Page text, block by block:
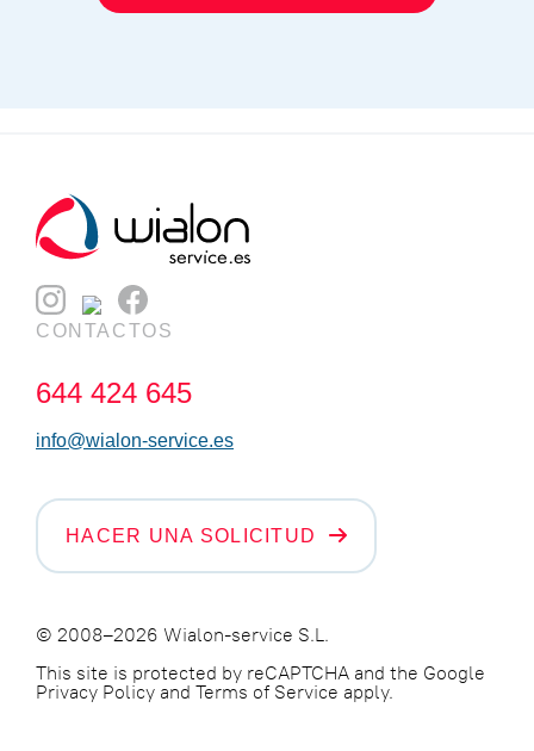
CONTACTOS
644 424 645
info@wialon-service.es
© 2008–2026 Wialon-service S.L.
This site is protected by reCAPTCHA and the Google
Privacy Policy and Terms of Service apply.
HACER UNA SOLICITUD